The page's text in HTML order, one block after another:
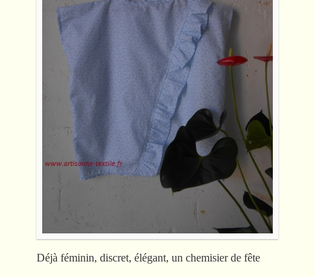
Déjà féminin, discret, élégant, un chemisier de fête